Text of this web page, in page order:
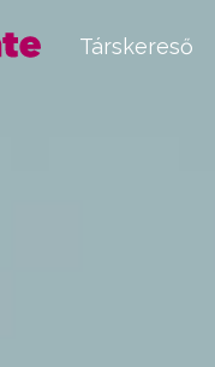
Társkereső